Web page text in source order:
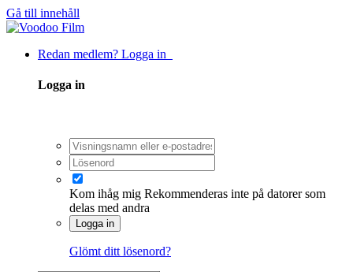
Gå till innehåll
Redan medlem? Logga in
Logga in
Kom ihåg mig Rekommenderas inte på datorer som
delas med andra
Logga in
Glömt ditt lösenord?